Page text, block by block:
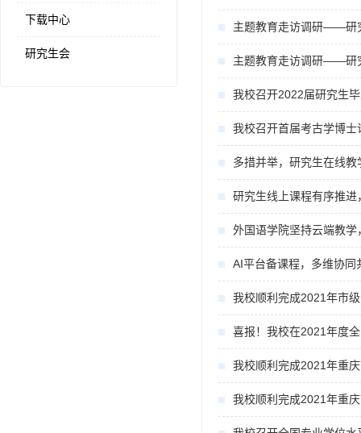
下载中心
研究生会
主题教育走访调研——研
主题教育走访调研——研
我校召开2022届研究生
我校召开首届考古学博士
多措并举，研究生在线
研究生线上课程有序推
外国语学院坚持云端教
AI平台备课程，多维协同
喜报！我校在2021年度
我校顺利完成2021年重
我校顺利完成2021年重